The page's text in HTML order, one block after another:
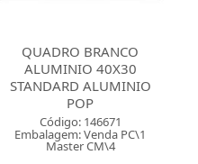
QUADRO BRANCO
ALUMINIO 40X30
STANDARD ALUMINIO
POP
Código: 146671
Embalagem: Venda PC\1
Master CM\4